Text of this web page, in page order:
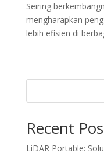
Seiring
mengharapkan
lebih efisien di
Recent
LiDAR Portable: